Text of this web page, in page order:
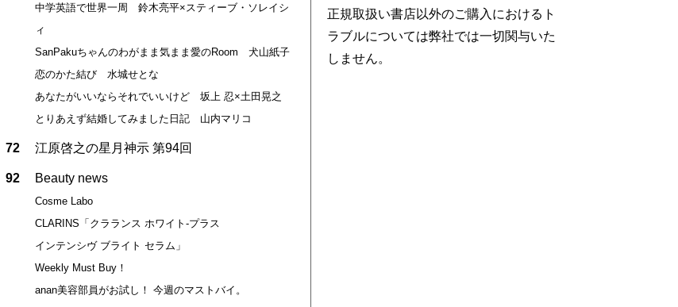
中学英語で世界一周 鈴木亮平×スティーブ・ソレイシ
ィ
SanPakuちゃんのわがまま気まま愛のRoom 犬山紙子
恋のかた結び 水城せとな
あなたがいいならそれでいいけど 坂上 忍×土田晃之
とりあえず結婚してみました日記 山内マリコ
72 江原啓之の星月神示 第94回
92 Beauty news
Cosme Labo
CLARINS「クラランス ホワイト-プラス
インテンシヴ ブライト セラム」
Weekly Must Buy！
anan美容部員がお試し！ 今週のマストバイ。
正規取扱い書店以外のご購入におけるト
ラブルについては弊社では一切関与いた
しません。